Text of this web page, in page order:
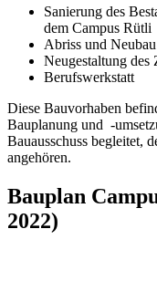
Sanierung des
dem Campus Rütli
Abriss und
Neugestaltung des
Berufswerkstatt
Diese Bauvorhaben
Bauplanung und -
Bauausschuss begleitet,
angehören.
Bauplan
2022)